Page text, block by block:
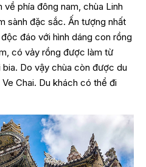
phía đông nam, chùa Linh
sành đặc sắc. Ấn tượng nhất
đáo với hình dáng con rồng
có vảy rồng được làm từ
Do vậy chùa còn được du
Chai. Du khách có thể đi